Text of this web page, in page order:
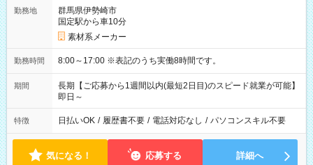
勤務地
群馬県伊勢崎市
国定駅から車10分
素材系メーカー
勤務時間 8:00～17:00 ※表記のうち実働8時間です。
期間
長期【ご応募から1週間以内(最短2日目)のスピード就業が可能】
即日～
特徴 日払いOK / 履歴書不要 / 電話対応なし / パソコンスキル不要
気になる！ 応募する 詳細へ